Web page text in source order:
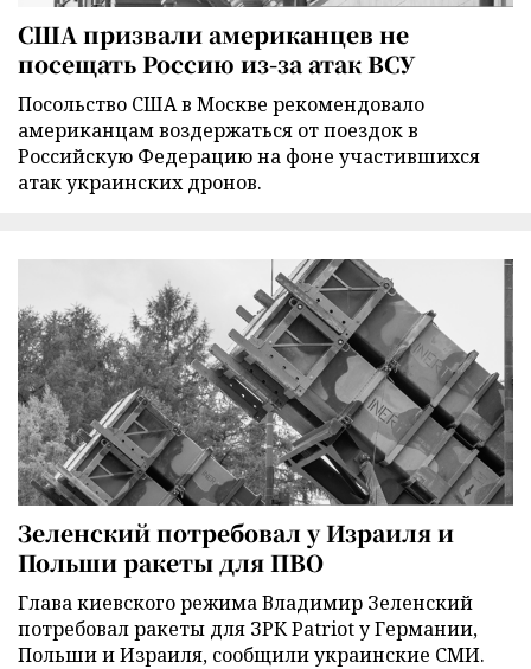
США призвали американцев не
посещать Россию из-за атак ВСУ
Посольство США в Москве рекомендовало
американцам воздержаться от поездок в
Российскую Федерацию на фоне участившихся
атак украинских дронов.
Зеленский потребовал у Израиля и
Польши ракеты для ПВО
Глава киевского режима Владимир Зеленский
потребовал ракеты для ЗРК Patriot у Германии,
Польши и Израиля, сообщили украинские СМИ.